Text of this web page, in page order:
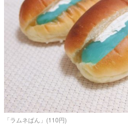
「ラムネぱん」(110円)